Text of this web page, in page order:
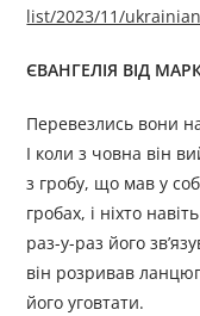
list/2023/11/
ЄВАНГЕЛІЯ ВІД
Перевезлись вони
І коли з човна він
з гробу, що мав у
гробах, і ніхто
раз-у-раз його
він розривав
його уговтати.